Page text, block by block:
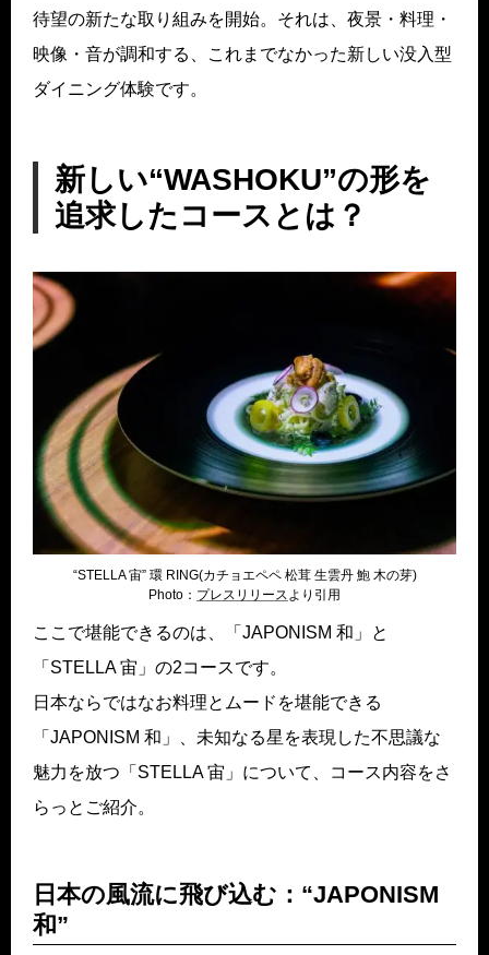
待望の新たな取り組みを開始。それは、夜景・料理・
映像・音が調和する、これまでなかった新しい没入型
ダイニング体験です。
新しい“WASHOKU”の形を
追求したコースとは？
“STELLA 宙” 環 RING(カチョエペペ 松茸 生雲丹 鮑 木の芽)
Photo： プレスリリースより引用
ここで堪能できるのは、「JAPONISM 和」と
「STELLA 宙」の2コースです。
日本ならではなお料理とムードを堪能できる
「JAPONISM 和」、未知なる星を表現した不思議な
魅力を放つ「STELLA 宙」について、コース内容をさ
らっとご紹介。
日本の風流に飛び込む：“JAPONISM
和”